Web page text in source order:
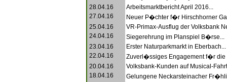
28.04.16
Arbeitsmarktbericht April 2016...
27.04.16
Neuer P�chter f�r Hirschhorner
25.04.16
VR-Primax-Ausflug der Volksbank
24.04.16
Siegerehrung im Planspiel B�rse...
23.04.16
Erster Naturparkmarkt in Eberbach...
22.04.16
Zuverl�ssiges Engagement f�r die
20.04.16
Volksbank-Kunden auf Musical-
18.04.16
Gelungene Neckarsteinacher